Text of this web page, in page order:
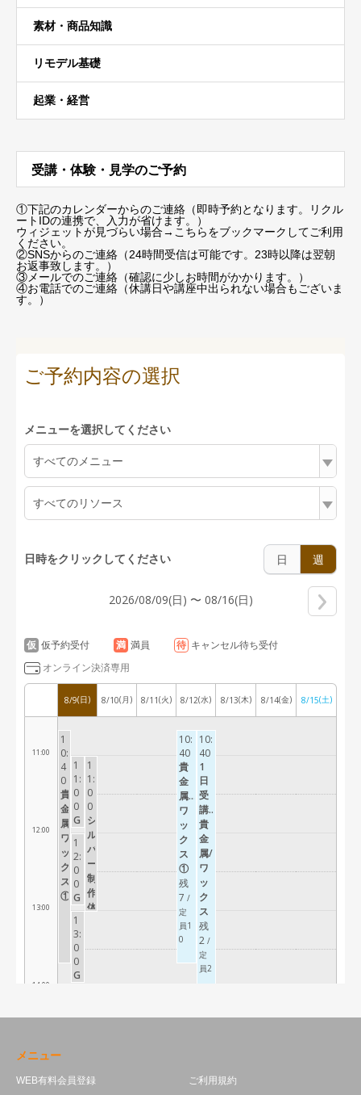
素材・商品知識
リモデル基礎
起業・経営
受講・体験・見学のご予約
①下記のカレンダーからのご連絡（即時予約となります。リクル
ートIDの連携で、入力が省けます。）
ウィジェットが見づらい場合→こちらをブックマーク してご利用
ください。
②SNSからのご連絡（24時間受信は可能です。23時以降は翌朝
お返事致します。）
③メールでのご連絡（確認に少しお時間がかかります。）
④お電話でのご連絡（休講日や講座中出られない場合もございま
す。）
メニュー
WEB有料会員登録 ご利用規約